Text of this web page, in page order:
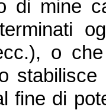
di mine
o
fine di